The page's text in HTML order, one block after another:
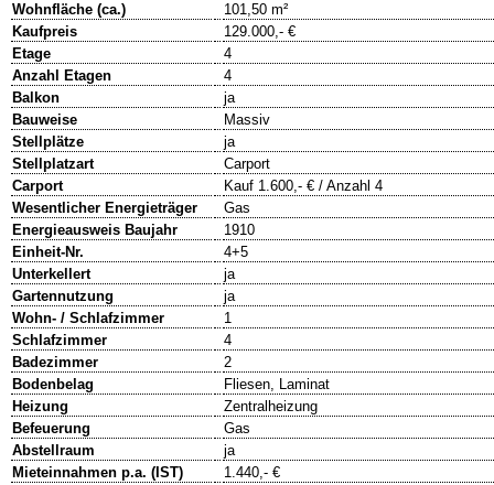
Wohnfläche (ca.)
101,50 m²
Kaufpreis
129.000,- €
Etage
4
Anzahl Etagen
4
Balkon
ja
Bauweise
Massiv
Stellplätze
ja
Stellplatzart
Carport
Carport
Kauf 1.600,- € / Anzahl 4
Wesentlicher Energieträger
Gas
Energieausweis Baujahr
1910
Einheit-Nr.
4+5
Unterkellert
ja
Gartennutzung
ja
Wohn- / Schlafzimmer
1
Schlafzimmer
4
Badezimmer
2
Bodenbelag
Fliesen, Laminat
Heizung
Zentralheizung
Befeuerung
Gas
Abstellraum
ja
Mieteinnahmen p.a. (IST)
1.440,- €